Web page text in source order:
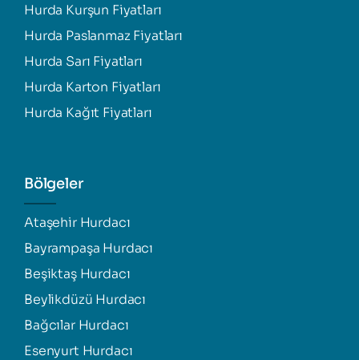
Hurda Kurşun Fiyatları
Hurda Paslanmaz Fiyatları
Hurda Sarı Fiyatları
Hurda Karton Fiyatları
Hurda Kağıt Fiyatları
Bölgeler
Ataşehir Hurdacı
Bayrampaşa Hurdacı
Beşiktaş Hurdacı
Beylikdüzü Hurdacı
Bağcılar Hurdacı
Esenyurt Hurdacı